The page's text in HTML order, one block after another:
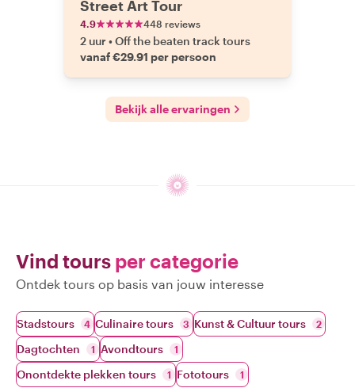
Street Art Tour
4.9 448 reviews
2 uur •Off the beaten track tours
vanaf €29.91 per persoon
Bekijk alle ervaringen
Vind tours per categorie
Ontdek tours op basis van jouw interesse
Stadstours 4 Culinaire tours 3 Kunst & Cultuur tours 2
Dagtochten 1 Avondtours 1
Onontdekte plekken tours 1 Fototours 1